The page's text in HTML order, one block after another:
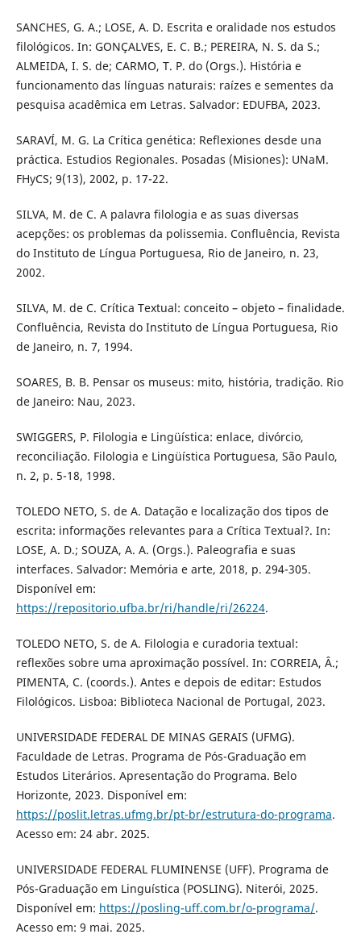
SANCHES, G. A.; LOSE, A. D. Escrita e oralidade nos estudos
filológicos. In: GONÇALVES, E. C. B.; PEREIRA, N. S. da S.;
ALMEIDA, I. S. de; CARMO, T. P. do (Orgs.). História e
funcionamento das línguas naturais: raízes e sementes da
pesquisa acadêmica em Letras. Salvador: EDUFBA, 2023.
SARAVÍ, M. G. La Crítica genética: Reflexiones desde una
práctica. Estudios Regionales. Posadas (Misiones): UNaM.
FHyCS; 9(13), 2002, p. 17-22.
SILVA, M. de C. A palavra filologia e as suas diversas
acepções: os problemas da polissemia. Confluência, Revista
do Instituto de Língua Portuguesa, Rio de Janeiro, n. 23,
2002.
SILVA, M. de C. Crítica Textual: conceito – objeto – finalidade.
Confluência, Revista do Instituto de Língua Portuguesa, Rio
de Janeiro, n. 7, 1994.
SOARES, B. B. Pensar os museus: mito, história, tradição. Rio
de Janeiro: Nau, 2023.
SWIGGERS, P. Filologia e Lingüística: enlace, divórcio,
reconciliação. Filologia e Lingüística Portuguesa, São Paulo,
n. 2, p. 5-18, 1998.
TOLEDO NETO, S. de A. Datação e localização dos tipos de
escrita: informações relevantes para a Crítica Textual?. In:
LOSE, A. D.; SOUZA, A. A. (Orgs.). Paleografia e suas
interfaces. Salvador: Memória e arte, 2018, p. 294-305.
Disponível em:
https://repositorio.ufba.br/ri/handle/ri/26224.
TOLEDO NETO, S. de A. Filologia e curadoria textual:
reflexões sobre uma aproximação possível. In: CORREIA, Â.;
PIMENTA, C. (coords.). Antes e depois de editar: Estudos
Filológicos. Lisboa: Biblioteca Nacional de Portugal, 2023.
UNIVERSIDADE FEDERAL DE MINAS GERAIS (UFMG).
Faculdade de Letras. Programa de Pós-Graduação em
Estudos Literários. Apresentação do Programa. Belo
Horizonte, 2023. Disponível em:
https://poslit.letras.ufmg.br/pt-br/estrutura-do-programa.
Acesso em: 24 abr. 2025.
UNIVERSIDADE FEDERAL FLUMINENSE (UFF). Programa de
Pós-Graduação em Linguística (POSLING). Niterói, 2025.
Disponível em: https://posling-uff.com.br/o-programa/.
Acesso em: 9 mai. 2025.